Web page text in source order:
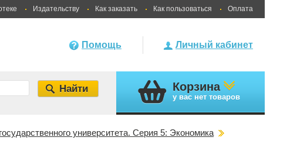
Издательству Как заказать Как пользоваться Оплата
Личный кабинет
Помощь
Корзина
у вас нет товаров
университета. Серия 5: Экономика